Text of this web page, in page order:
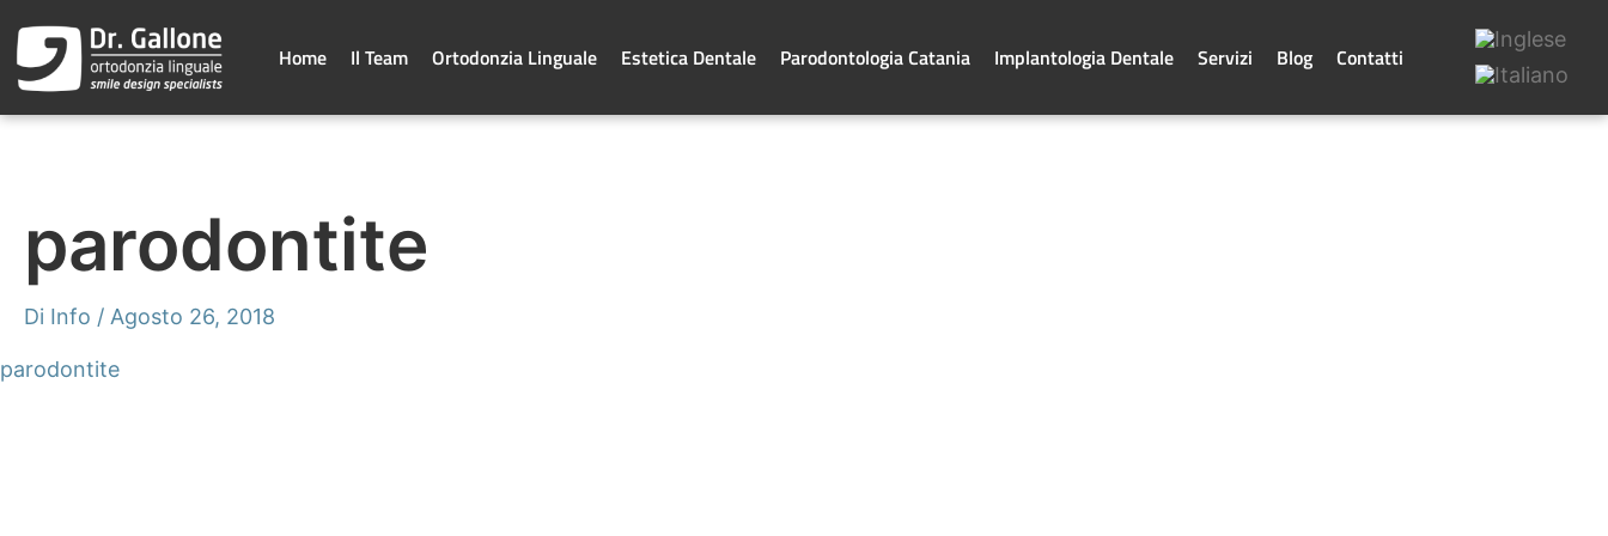
contenuto
Home Il Team Ortodonzia Linguale Estetica Dentale Parodontologia Catania Implantologia Dentale Servizi Blog Contatti
parodontite
Di Info / Agosto 26, 2018
parodontite